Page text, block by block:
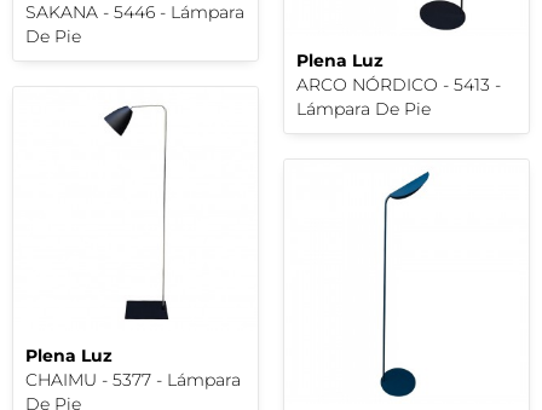
SAKANA - 5446 - Lámpara
De Pie
Plena Luz
ARCO NÓRDICO - 5413 -
Lámpara De Pie
Plena Luz
CHAIMU - 5377 - Lámpara
De Pie